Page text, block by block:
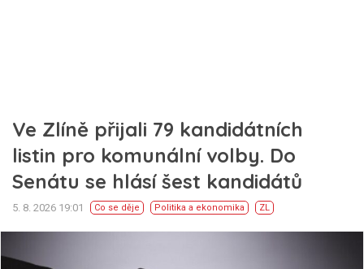
Ve Zlíně přijali 79 kandidátních
listin pro komunální volby. Do
Senátu se hlásí šest kandidátů
5. 8. 2026 19:01 Co se děje Politika a ekonomika ZL